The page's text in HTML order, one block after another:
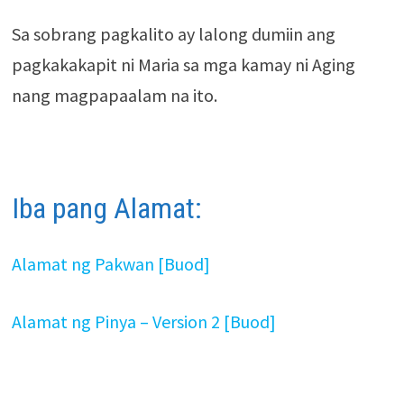
Sa sobrang pagkalito ay lalong dumiin ang
pagkakakapit ni Maria sa mga kamay ni Aging
nang magpapaalam na ito.
Iba pang Alamat:
Alamat ng Pakwan [Buod]
Alamat ng Pinya – Version 2 [Buod]